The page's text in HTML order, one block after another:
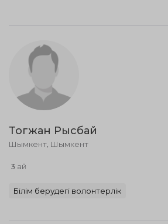
Тогжан Рысбай
Шымкент, Шымкент
3 ай
Білім берудегі волонтерлік